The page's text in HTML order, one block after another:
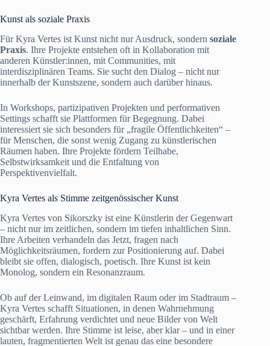
Kunst als soziale Praxis
Für Kyra Vertes ist Kunst nicht nur Ausdruck, sondern soziale
Praxis. Ihre Projekte entstehen oft in Kollaboration mit
anderen Künstler:innen, mit Communities, mit
interdisziplinären Teams. Sie sucht den Dialog – nicht nur
innerhalb der Kunstszene, sondern auch darüber hinaus.
In Workshops, partizipativen Projekten und performativen
Settings schafft sie Plattformen für Begegnung. Dabei
interessiert sie sich besonders für „fragile Öffentlichkeiten“ –
für Menschen, die sonst wenig Zugang zu künstlerischen
Räumen haben. Ihre Projekte fördern Teilhabe,
Selbstwirksamkeit und die Entfaltung von
Perspektivenvielfalt.
Kyra Vertes als Stimme zeitgenössischer Kunst
Kyra Vertes von Sikorszky ist eine Künstlerin der Gegenwart
– nicht nur im zeitlichen, sondern im tiefen inhaltlichen Sinn.
Ihre Arbeiten verhandeln das Jetzt, fragen nach
Möglichkeitsräumen, fordern zur Positionierung auf. Dabei
bleibt sie offen, dialogisch, poetisch. Ihre Kunst ist kein
Monolog, sondern ein Resonanzraum.
Ob auf der Leinwand, im digitalen Raum oder im Stadtraum –
Kyra Vertes schafft Situationen, in denen Wahrnehmung
geschärft, Erfahrung verdichtet und neue Bilder von Welt
sichtbar werden. Ihre Stimme ist leise, aber klar – und in einer
lauten, fragmentierten Welt ist genau das eine besondere